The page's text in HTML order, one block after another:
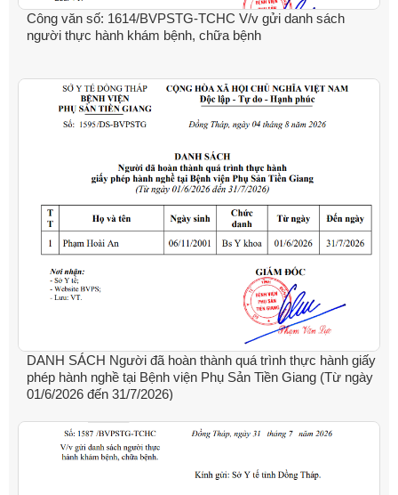
Công văn số: 1614/BVPSTG-TCHC V/v gửi danh sách
người thực hành khám bệnh, chữa bệnh
DANH SÁCH Người đã hoàn thành quá trình thực hành giấy
phép hành nghề tại Bệnh viện Phụ Sản Tiền Giang (Từ ngày
01/6/2026 đến 31/7/2026)